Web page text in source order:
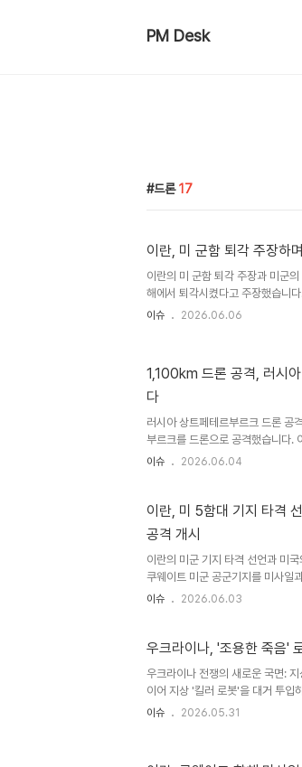
PM Desk
드론 17
이란, 미 군함 퇴각 주장하
이란의 미 군함 퇴각 주장과 미군
해에서 퇴각시켰다고 주장했습니
을 계속 수행하고 있다고 반박했습
할 전망입니다. 이란의 공개 요구
자금 해제를 공개적으로 요구한 것
적인..
이슈 2026.06.06
1,100km 드론 공격, 러시
다
러시아 상트페테르부르크 드론 공
부르크를 드론으로 공격했습니다.
이루어졌습니다. 젤렌스키 대통령
르부르크 국제경제포럼 개막을 앞
이 고조되었습니다. 러시아의 대응
방침을 밝혔습니다. 상트페테르부
나 사망자는 발생하..
이슈 2026.06.04
이란, 미 5함대 기지 타격
공격 개시
이란의 미군 기지 타격 선언과 미
쿠웨이트 미군 공군기지를 미사일
령부는 이란이 발사한 미사일을 성
형 드론 3대를 격추했다고 추가로
국제 사회의 우려와 향후 전망미
은 우려..
이슈 2026.06.03
우크라이나, '조용한 죽음'
우크라이나 전쟁의 새로운 국면:
이어 지상 '킬러 로봇'을 대거 투입
및 드론 등 무인 장비로 2만 2천 건
이슈 2026.05.31